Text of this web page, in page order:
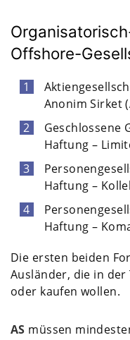
Offshore-
Anonim Sirket
Geschlossene
Haftung –
Haftung –
Haftung –
Die ersten beiden
Ausländer, die in
oder kaufen wollen.
AS müssen